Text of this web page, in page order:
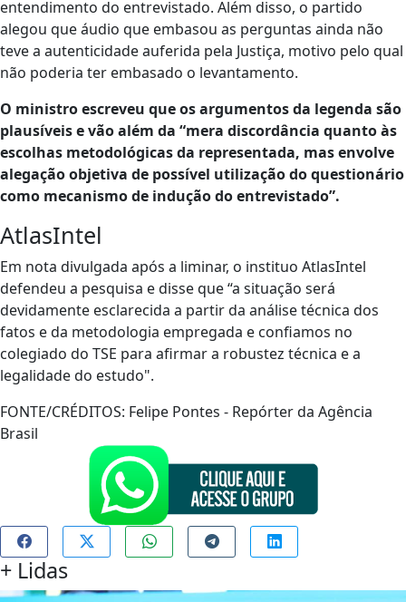
entendimento do entrevistado. Além disso, o partido
alegou que áudio que embasou as perguntas ainda não
teve a autenticidade auferida pela Justiça, motivo pelo qual
não poderia ter embasado o levantamento.
O ministro escreveu que os argumentos da legenda são
plausíveis e vão além da “mera discordância quanto às
escolhas metodológicas da representada, mas envolve
alegação objetiva de possível utilização do questionário
como mecanismo de indução do entrevistado”.
AtlasIntel
Em nota divulgada após a liminar, o instituo AtlasIntel
defendeu a pesquisa e disse que “a situação será
devidamente esclarecida a partir da análise técnica dos
fatos e da metodologia empregada e confiamos no
colegiado do TSE para afirmar a robustez técnica e a
legalidade do estudo".
FONTE/CRÉDITOS: Felipe Pontes - Repórter da Agência
Brasil
+ Lidas